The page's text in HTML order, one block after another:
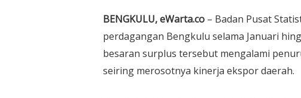
BENGKULU, eWarta.co – Badan Pusat
perdagangan Bengkulu selama Januari
besaran surplus tersebut mengalami
seiring merosotnya kinerja ekspor daerah.